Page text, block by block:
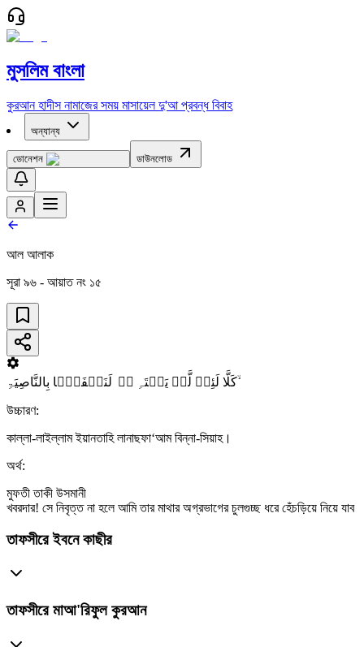
মুসলিম বাংলা
কুরআন হাদীস নামাজের সময় মাসায়েল দু'আ প্রবন্ধ বিবাহ
অন্যান্য
ডোনেশন ডাউনলোড
আল আলাক
সূরা ৯৬ - আয়াত নং ১৫
کَلَّا لَئِنۡ لَّمۡ یَنۡتَہِ ۬ۙ لَنَسۡفَعًۢا بِالنَّاصِیَۃِ ۙ
উচ্চারণ:
কাল্লা-লাইল্লাম ইয়ানতাহি লানাছফা‘আম বিন্না-সিয়াহ।
অর্থ:
মুফতী তাকী উসমানী
খবরদার! সে নিবৃত্ত না হলে আমি তার মাথার অগ্রভাগের চুলগুচ্ছ ধরে হেঁচড়িয়ে নিয়ে যাব
তাফসীরে ইবনে কাছীর
তাফসীরে মাআ'রিফুল কুরআন